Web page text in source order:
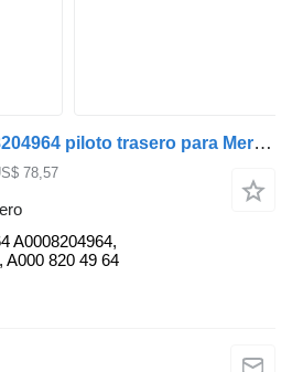
Mercedes-Benz A0008204964 piloto trasero para Mercedes-Benz Tourismo Travego Integro Citaro autobús
78,57
A0008204964,
A000 820 49 64